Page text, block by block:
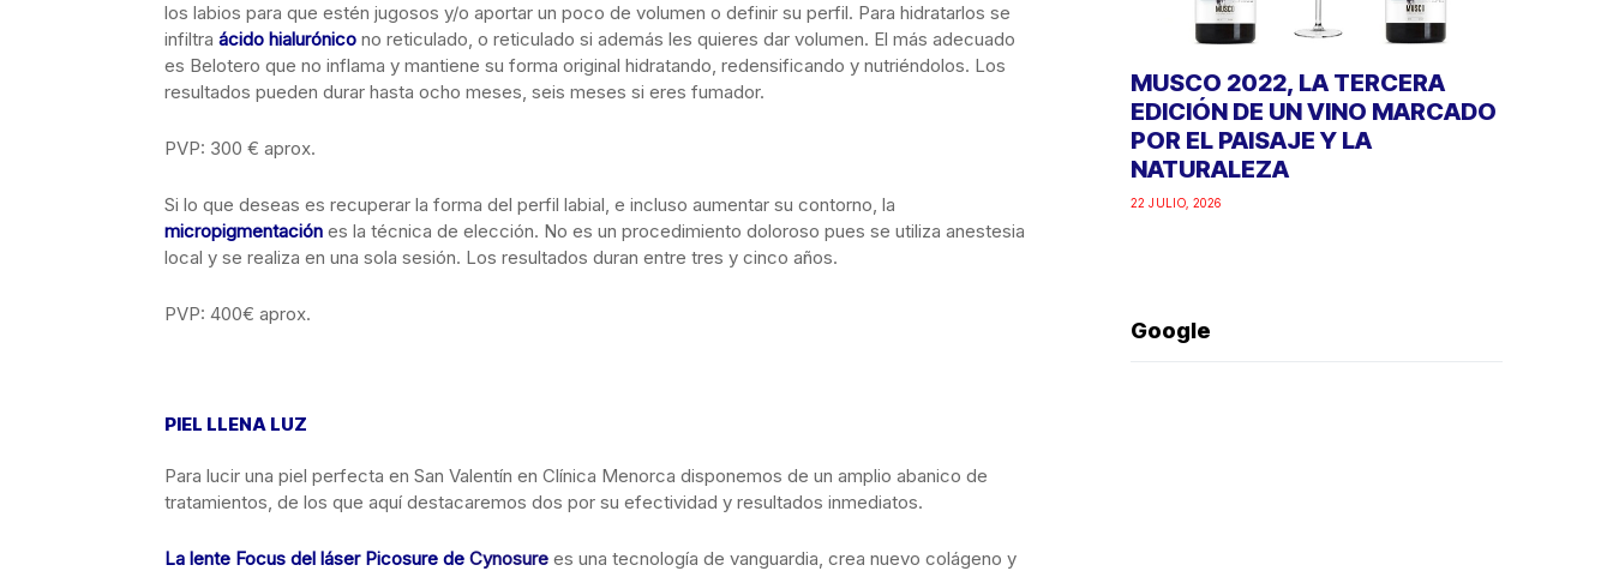
los labios para que estén jugosos y/o aportar un poco de volumen o definir su perfil. Para hidratarlos se
infiltra ácido hialurónico no reticulado, o reticulado si además les quieres dar volumen. El más adecuado
es Belotero que no inflama y mantiene su forma original hidratando, redensificando y nutriéndolos. Los
resultados pueden durar hasta ocho meses, seis meses si eres fumador.
PVP: 300 € aprox.
Si lo que deseas es recuperar la forma del perfil labial, e incluso aumentar su contorno, la
micropigmentación es la técnica de elección. No es un procedimiento doloroso pues se utiliza anestesia
local y se realiza en una sola sesión. Los resultados duran entre tres y cinco años.
PVP: 400€ aprox.
PIEL LLENA LUZ
Para lucir una piel perfecta en San Valentín en Clínica Menorca disponemos de un amplio abanico de
tratamientos, de los que aquí destacaremos dos por su efectividad y resultados inmediatos.
La lente Focus del láser Picosure de Cynosure es una tecnología de vanguardia, crea nuevo colágeno y
MUSCO 2022, LA TERCERA
EDICIÓN DE UN VINO MARCADO
POR EL PAISAJE Y LA
NATURALEZA
22 JULIO, 2026
Google